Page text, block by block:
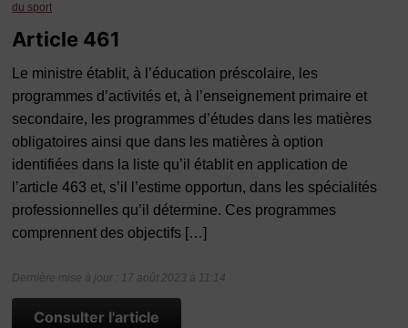
du sport
Article 461
Le ministre établit, à l’éducation préscolaire, les
programmes d’activités et, à l’enseignement primaire et
secondaire, les programmes d’études dans les matières
obligatoires ainsi que dans les matières à option
identifiées dans la liste qu’il établit en application de
l’article 463 et, s’il l’estime opportun, dans les spécialités
professionnelles qu’il détermine. Ces programmes
comprennent des objectifs […]
Dernière mise à jour : 17 août 2023 à 11:14
Consulter l'article